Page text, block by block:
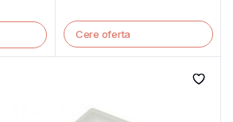
Cere oferta